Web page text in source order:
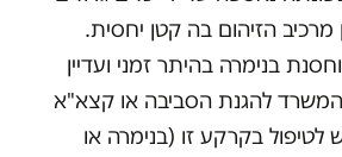
מרכיב הזיהום בה קטן יחסית.
בנימרה בהיתר זמני ועדיין
המשרד להגנת הסביבה או קצא"א
בקרקע זו (בנימרה או